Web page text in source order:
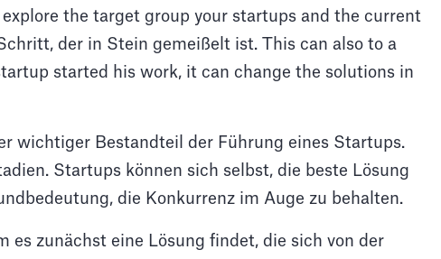
the target group your startups and the current
der in Stein gemeißelt ist. This can also to a
started his work, it can change the solutions in
wichtiger Bestandteil der Führung eines Startups.
Startups können sich selbst, die beste Lösung
die Konkurrenz im Auge zu behalten.
es zunächst eine Lösung findet, die sich von der